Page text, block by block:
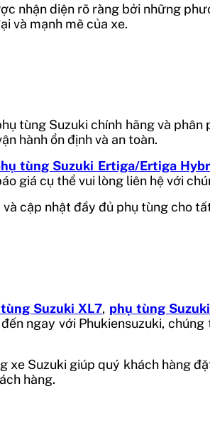
nhận diện rõ ràng bởi những
và mạnh mẽ của xe.
tùng Suzuki chính hãng và
hành ổn định và an toàn.
tùng Suzuki Ertiga/Ertiga
giá cụ thể vui lòng liên hệ với
cập nhật đầy đủ phụ tùng cho
Suzuki XL7, phụ tùng
ngay với Phukiensuzuki,
Suzuki giúp quý khách hàng
hàng.